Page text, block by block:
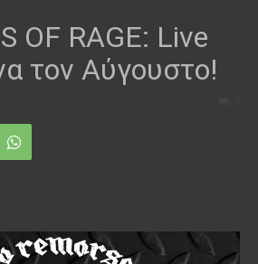
OF RAGE: Live
τον Αύγουστο!